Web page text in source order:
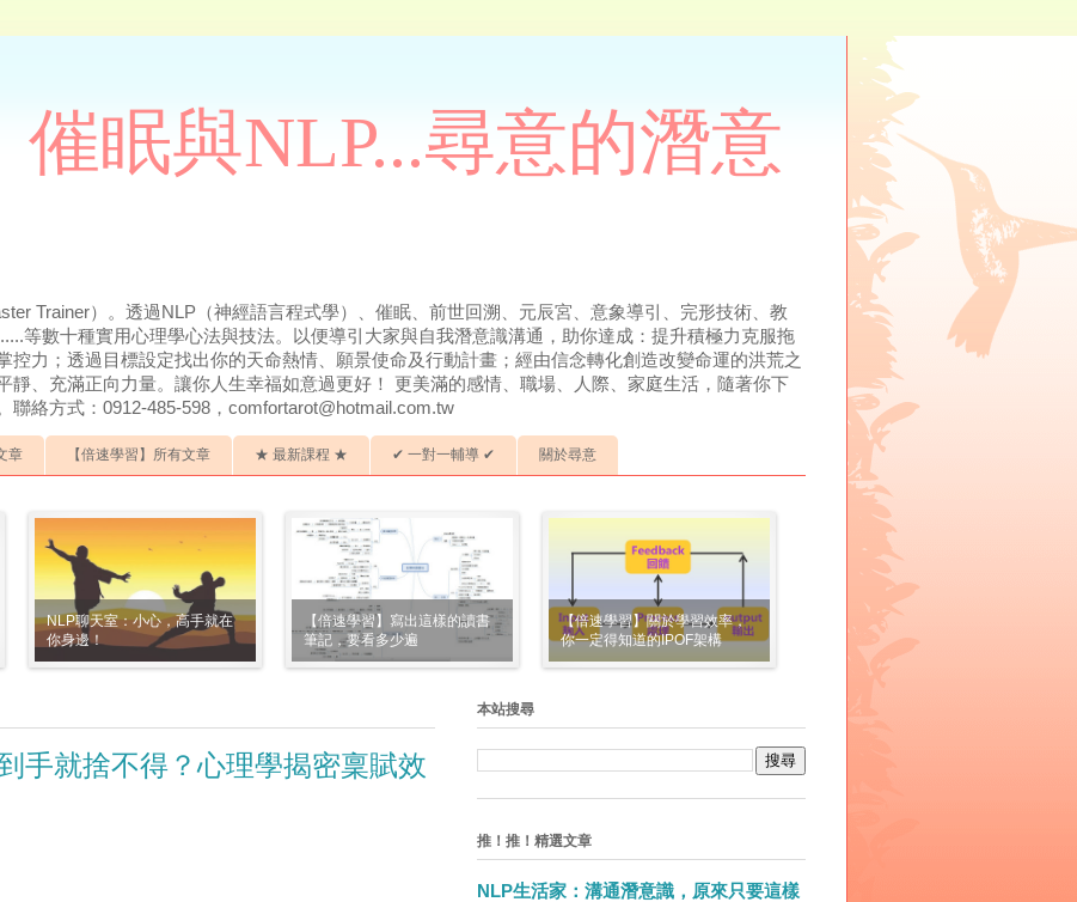
催眠與NLP...尋意的潛意
Trainer）。透過NLP（神經語言程式學）、催眠、前世回溯、元辰宮、意象導引、完形技術、教
等數十種實用心理學心法與技法。以便導引大家與自我潛意識溝通，助你達成：提升積極力克服拖
控力；透過目標設定找出你的天命熱情、願景使命及行動計畫；經由信念轉化創造改變命運的洪荒之
靜、充滿正向力量。讓你人生幸福如意過更好！ 更美滿的感情、職場、人際、家庭生活，隨著你下
絡方式：0912-485-598，comfortarot@hotmail.com.tw
章 【倍速學習】所有文章 ★ 最新課程 ★ ✔ 一對一輔導 ✔ 關於尋意
NLP聊天室：小心，高手就在
你身邊！
【倍速學習】寫出這樣的讀書
筆記，要看多少遍
【倍速學習】關於學習效率，
你一定得知道的IPOF架構
手就捨不得？心理學揭密稟賦效
本站搜尋
推！推！精選文章
NLP生活家：溝通潛意識，原來只要這樣